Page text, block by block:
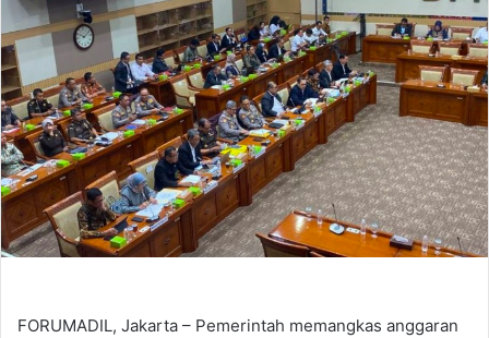
FORUMADIL, Jakarta – Pemerintah memangkas anggaran